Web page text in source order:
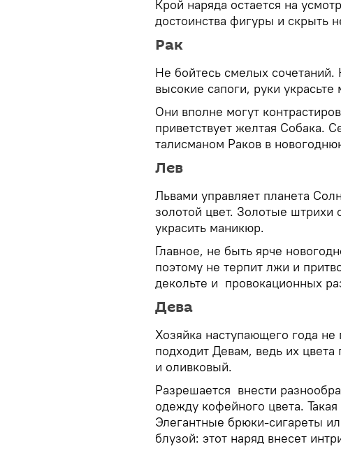
Крой наряда остается на
достоинства фигуры и скрыть
Рак
Не бойтесь смелых сочетаний.
высокие сапоги, руки
Они вполне могут
приветствует желтая Собака.
талисманом Раков в
Лев
Львами управляет планета
золотой цвет. Золотые
украсить маникюр.
Главное, не быть ярче
поэтому не терпит лжи и
декольте и провокационных
Дева
Хозяйка наступающего года
подходит Девам, ведь их
и оливковый.
Разрешается внести
одежду кофейного цвета.
Элегантные брюки-сигареты
блузой: этот наряд внесет